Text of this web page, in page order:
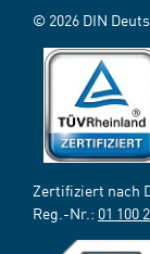
© 2026 DIN
Zertifiziert nach
Reg.-Nr.: 01 100